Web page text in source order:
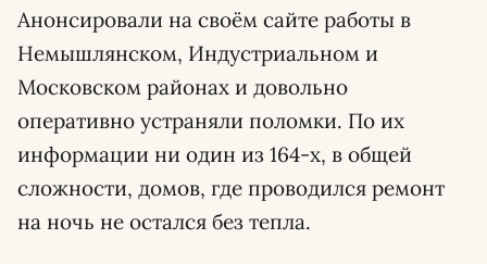
Анонсировали на своём сайте работы в
Немышлянском, Индустриальном и
Московском районах и довольно
оперативно устраняли поломки. По их
информации ни один из 164-х, в общей
сложности, домов, где проводился ремонт
на ночь не остался без тепла.